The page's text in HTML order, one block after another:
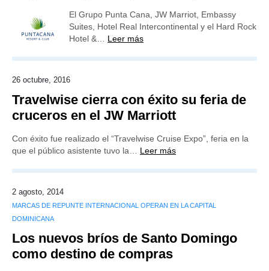
El Grupo Punta Cana, JW Marriot, Embassy
Suites, Hotel Real Intercontinental y el Hard Rock
Hotel &… Leer más
26 octubre, 2016
Travelwise cierra con éxito su feria de
cruceros en el JW Marriott
Con éxito fue realizado el “Travelwise Cruise Expo”, feria en la
que el público asistente tuvo la… Leer más
2 agosto, 2014
MARCAS DE REPUNTE INTERNACIONAL OPERAN EN LA CAPITAL
DOMINICANA
Los nuevos bríos de Santo Domingo
como destino de compras